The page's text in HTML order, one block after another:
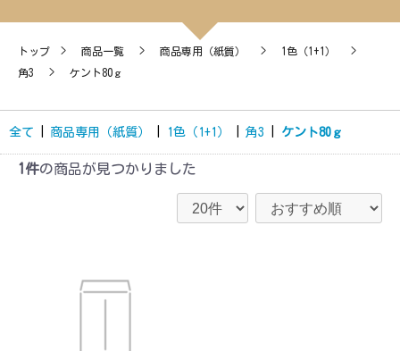
トップ > 商品一覧 > 商品専用（紙質） > 1色（1+1）
>
角3
> ケント80ｇ
全て 商品専用（紙質） 1色（1+1） 角3 ケント80ｇ
1件の商品が見つかりました